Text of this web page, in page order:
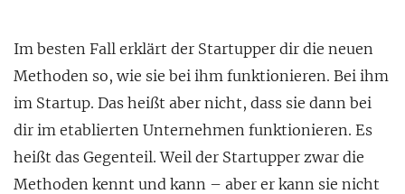
Im besten Fall erklärt der Startupper dir die neuen
Methoden so, wie sie bei ihm funktionieren. Bei ihm
im Startup. Das heißt aber nicht, dass sie dann bei
dir im etablierten Unternehmen funktionieren. Es
heißt das Gegenteil. Weil der Startupper zwar die
Methoden kennt und kann – aber er kann sie nicht